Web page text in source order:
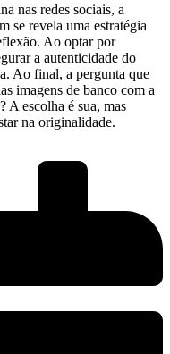
nas redes sociais, a
se revela uma estratégia
Ao‍ optar por
a ​autenticidade do
Ao final, a‍ pergunta que⁣
imagens de ⁢banco ‌com a
A ‌escolha é⁤ sua, mas
na originalidade.